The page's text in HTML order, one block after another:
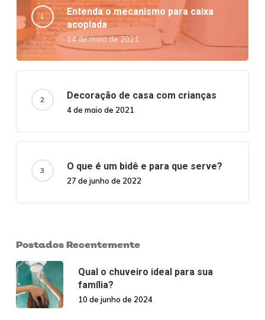
Entenda o mecanismo para caixa
acoplada
14 de maio de 2021
Decoração de casa com crianças
4 de maio de 2021
O que é um bidê e para que serve?
27 de junho de 2022
Postados Recentemente
Qual o chuveiro ideal para sua
família?
10 de junho de 2024